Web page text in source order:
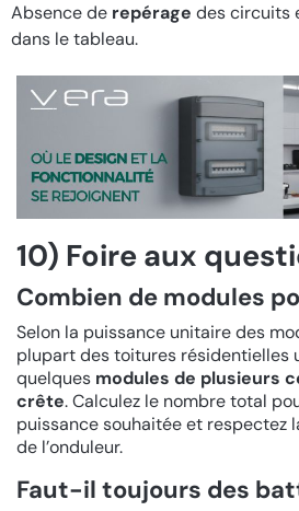
Absence de repérage des circuits
dans le tableau.
10) Foire aux
Combien de modules
Selon la puissance unitaire des
plupart des toitures résidentielles
quelques modules de plusieurs
crête. Calculez le nombre total
puissance souhaitée et respectez
de l’onduleur.
Faut-il toujours des